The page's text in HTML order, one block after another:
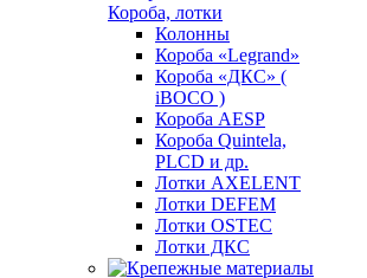
Короба, лотки
Колонны
Короба «Legrand»
Короба «ДКС» (
iBOCO )
Короба AESP
Короба Quintela,
PLCD и др.
Лотки AXELENT
Лотки DEFEM
Лотки OSTEC
Лотки ДКС